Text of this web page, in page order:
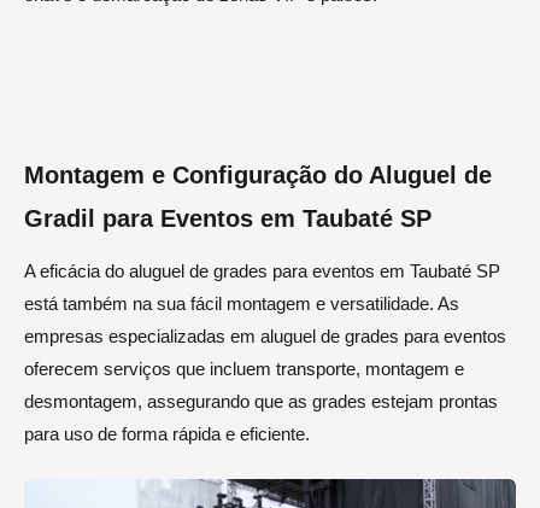
Montagem e Configuração do Aluguel de
Gradil para Eventos em Taubaté SP
A eficácia do aluguel de grades para eventos em Taubaté SP
está também na sua fácil montagem e versatilidade. As
empresas especializadas em aluguel de grades para eventos
oferecem serviços que incluem transporte, montagem e
desmontagem, assegurando que as grades estejam prontas
para uso de forma rápida e eficiente.